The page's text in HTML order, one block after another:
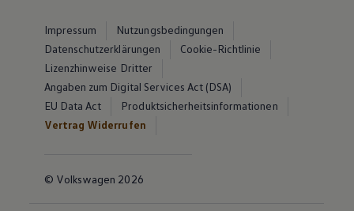
Impressum
Nutzungsbedingungen
Datenschutzerklärungen
Cookie-Richtlinie
Lizenzhinweise Dritter
Angaben zum Digital Services Act (DSA)
EU Data Act
Produktsicherheitsinformationen
Vertrag Widerrufen
© Volkswagen 2026